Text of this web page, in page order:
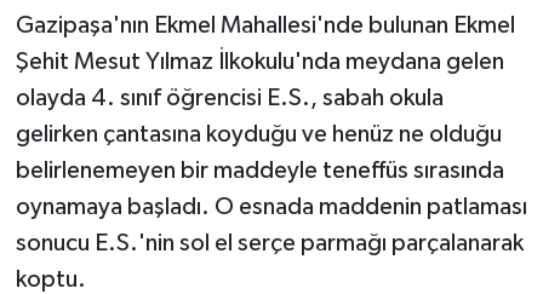
Gazipaşa'nın Ekmel Mahallesi'nde bulunan Ekmel
Şehit Mesut Yılmaz İlkokulu'nda meydana gelen
olayda 4. sınıf öğrencisi E.S., sabah okula
gelirken çantasına koyduğu ve henüz ne olduğu
belirlenemeyen bir maddeyle teneffüs sırasında
oynamaya başladı. O esnada maddenin patlaması
sonucu E.S.'nin sol el serçe parmağı parçalanarak
koptu.